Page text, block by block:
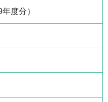
度分）